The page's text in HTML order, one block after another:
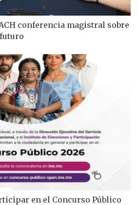
conferencia magistral sobre
en el Concurso Público